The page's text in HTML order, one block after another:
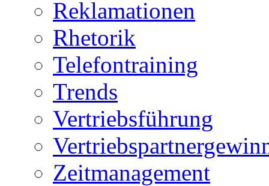
Reklamationen
Rhetorik
Telefontraining
Trends
Vertriebsführung
Zeitmanagement